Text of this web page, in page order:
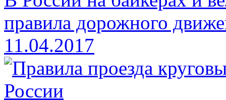
правила дорожного
11.04.2017